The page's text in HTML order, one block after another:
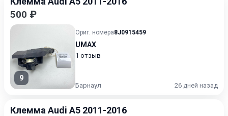
500 ₽
9
Ориг. номера8J0915459
UMAX
1 отзыв
Барнаул 26 дней назад
Клемма Audi A5 2011-2016